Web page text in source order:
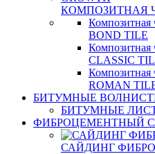
КОМПОЗИТНАЯ
BOND TILE
CLASSIC
ROMAN
БИТУМНЫЕ
БИТУМНЫЕ
ФИБРОЦЕМЕНТНЫЙ
САЙДИНГ